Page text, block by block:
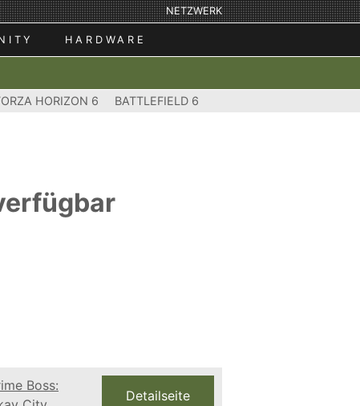
NETZWERK
HARDWARE
HORIZON 6 BATTLEFIELD 6
Detailseite